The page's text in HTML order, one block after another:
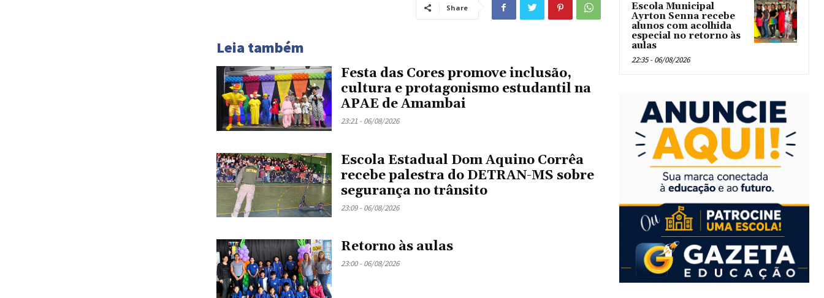
Share
Leia também
Festa das Cores promove inclusão,
cultura e protagonismo estudantil na
APAE de Amambai
23:21 - 06/08/2026
Escola Estadual Dom Aquino Corrêa
recebe palestra do DETRAN-MS sobre
segurança no trânsito
23:09 - 06/08/2026
Retorno às aulas
23:00 - 06/08/2026
Escola Municipal
Ayrton Senna recebe
alunos com acolhida
especial no retorno às
aulas
22:35 - 06/08/2026